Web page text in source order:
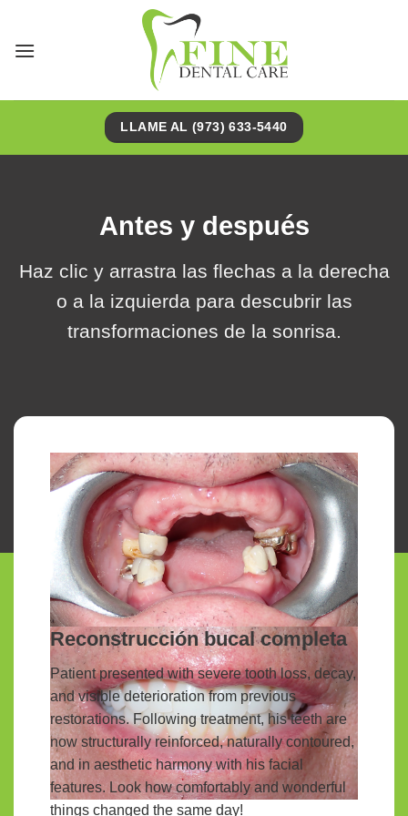
contenido
LLAME AL (973) 633-5440
Antes y después
Haz clic y arrastra las flechas a la derecha
o a la izquierda para descubrir las
transformaciones de la sonrisa.
Reconstrucción bucal completa
Patient presented with severe tooth loss, decay,
and visible deterioration from previous
restorations. Following treatment, his teeth are
now structurally reinforced, naturally contoured,
and in aesthetic harmony with his facial
features. Look how comfortably and wonderful
things changed the same day!